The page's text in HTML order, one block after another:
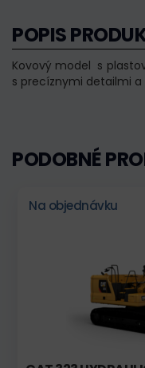
POPIS
Kovový model s
s precíznymi detailmi
PODOBNÉ
Na objednávku